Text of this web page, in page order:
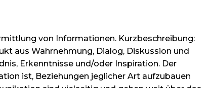
von Informationen. Kurzbeschreibung:
aus Wahrnehmung, Dialog, Diskussion und
Erkenntnisse und/oder Inspiration. Der
ist, Beziehungen jeglicher Art aufzubauen